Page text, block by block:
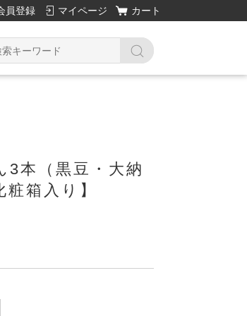
員登録 マイページ カート
3本（黒豆・大納
箱入り】